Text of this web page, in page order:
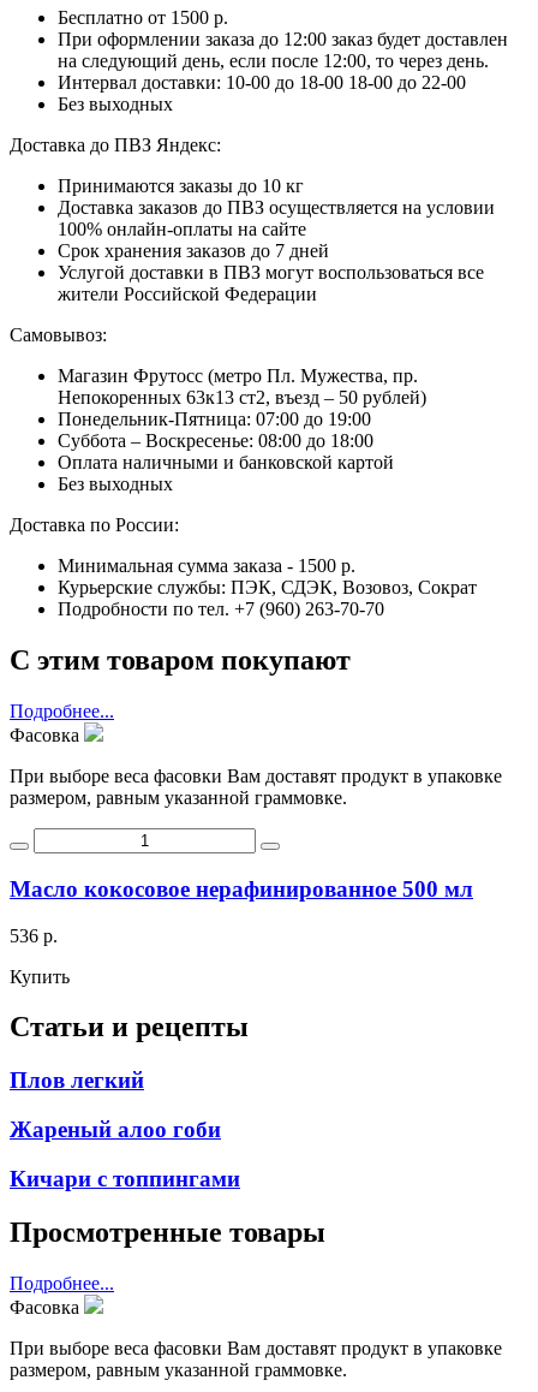
Бесплатно от 1500 р.
При оформлении заказа до 12:00 заказ будет доставлен
на следующий день, если после 12:00, то через день.
Интервал доставки: 10-00 до 18-00 18-00 до 22-00
Без выходных
Доставка до ПВЗ Яндекс:
Принимаются заказы до 10 кг
Доставка заказов до ПВЗ осуществляется на условии
100% онлайн-оплаты на сайте
Срок хранения заказов до 7 дней
Услугой доставки в ПВЗ могут воспользоваться все
жители Российской Федерации
Самовывоз:
Магазин Фрутосс (метро Пл. Мужества, пр.
Непокоренных 63к13 ст2, въезд – 50 рублей)
Понедельник-Пятница: 07:00 до 19:00
Суббота – Воскресенье: 08:00 до 18:00
Оплата наличными и банковской картой
Без выходных
Доставка по России:
Минимальная сумма заказа - 1500 р.
Курьерские службы: ПЭК, СДЭК, Возовоз, Сократ
Подробности по тел. +7 (960) 263-70-70
С этим товаром покупают
Подробнее...
Фасовка
При выборе веса фасовки Вам доставят продукт в упаковке
размером, равным указанной граммовке.
Масло кокосовое нерафинированное 500 мл
536 р.
Купить
Статьи и рецепты
Плов легкий
Жареный алоо гоби
Кичари с топпингами
Просмотренные товары
Подробнее...
Фасовка
При выборе веса фасовки Вам доставят продукт в упаковке
размером, равным указанной граммовке.